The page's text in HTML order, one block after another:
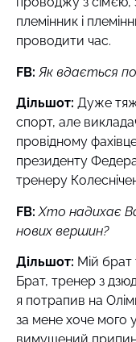
племінник і
проводити час.
FB: Як вдається
Дільшот: Дуже
спорт, але
провідному
президенту
тренеру
FB: Хто надихає
нових вершин?
Дільшот: Мій
Брат, тренер з
я потрапив на
за мене хоче мого